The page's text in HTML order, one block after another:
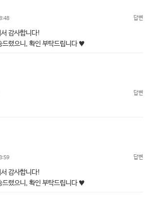
답변
감사합니다!
드렸으니, 확인 부탁드립니다 ♥
답변
답변
감사합니다!
드렸으니, 확인 부탁드립니다 ♥